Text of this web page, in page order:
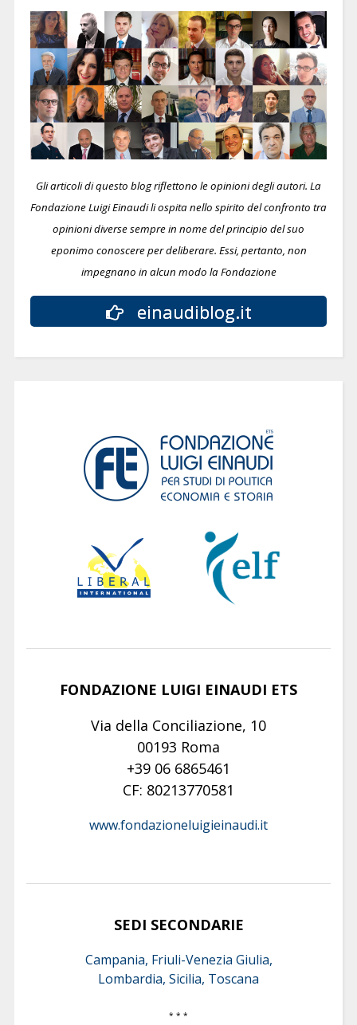
Gli articoli di questo blog riflettono le opinioni degli autori. La
Fondazione Luigi Einaudi li ospita nello spirito del confronto tra
opinioni diverse sempre in nome del principio del suo
eponimo conoscere per deliberare. Essi, pertanto, non
impegnano in alcun modo la Fondazione
einaudiblog.it
FONDAZIONE LUIGI EINAUDI ETS
Via della Conciliazione, 10
00193 Roma
+39 06 6865461
CF: 80213770581
www.fondazioneluigieinaudi.it
SEDI SECONDARIE
Campania, Friuli-Venezia Giulia,
Lombardia, Sicilia, Toscana
* * *